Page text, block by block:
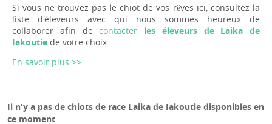
Si vous ne trouvez pas le chiot de vos rêves ici, consultez la
liste d'éleveurs avec qui nous sommes heureux de
collaborer afin decontacter les éleveurs de Laika de
Iakoutie de votre choix.
En savoir plus >>
Il n'y a pas de chiots de race Laika de Iakoutie disponibles en
ce moment